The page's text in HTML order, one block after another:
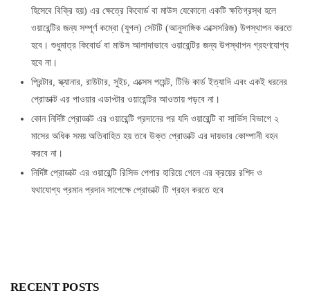
হিসেবে বিক্রি হয়) এর ক্ষেত্রে কিবোর্ড বা মাউস যেকোনো একটি ক্ষতিগ্রস্থ হলে
ওয়ারেন্টির জন্য সম্পূর্ণ কম্বো (যুগল) সেটটি (আনুসাঙ্গিক এক্সেসরিজ) উপস্থাপন করতে
হবে। শুধুমাত্র কিবোর্ড বা মাউস আলাদাভাবে ওয়ারেন্টির জন্য উপস্থাপন গ্রহণযোগ্য
হবে না।
প্রিন্টার, স্ক্যানার, রাউটার, সুইচ, এক্সেস পয়েন্ট, টিভি কার্ড ইত্যাদি এবং একই ধরনের
প্রোডাক্ট এর পাওয়ার এডাপ্টার ওয়ারেন্টির আওতায় পড়বে না।
কোন নির্দিষ্ট প্রোডাক্ট এর ওয়ারেন্টি প্রদানের পর যদি ওয়ারেন্টি বা সার্ভিস বিভাগে ২
মাসের অধিক সময় অতিবাহিত হয় তবে উক্ত প্রোডাক্ট এর দায়ভার কোম্পানী বহন
করবে না।
নির্দিষ্ট প্রোডাক্ট এর ওয়ারেন্টি রিসিভ পেপার হারিয়ে গেলে এর ক্রয়ের রশিদ ও
যথাযোগ্য প্রমান প্রদান সাপেক্ষে প্রোডাক্ট টি গ্রহন করতে হবে
RECENT POSTS